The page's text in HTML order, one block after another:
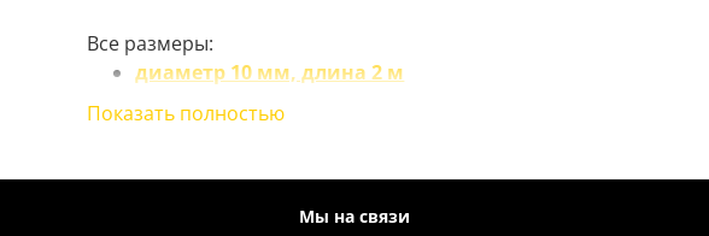
Все размеры:
диаметр 10 мм, длина 2 м
диаметр 22 мм, длина 2 м
диаметр 22 мм, длина 5 м
Показать полностью
Мы на связи